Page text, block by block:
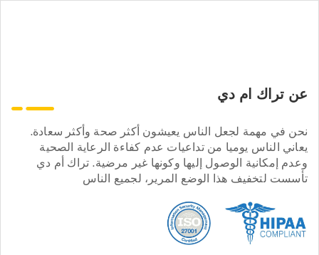
عن تراك ام دي
نحن في مهمة لجعل الناس يعيشون أكثر صحة وأكثر سعادة.
يعاني الناس يوميا من تداعيات عدم كفاءة الرعاية الصحية
وعدم إمكانية الوصول إليها وكونها غير مرضية. تراك أم دي
تأسست لتخفيف هذا الوضع المرير، لجميع الناس